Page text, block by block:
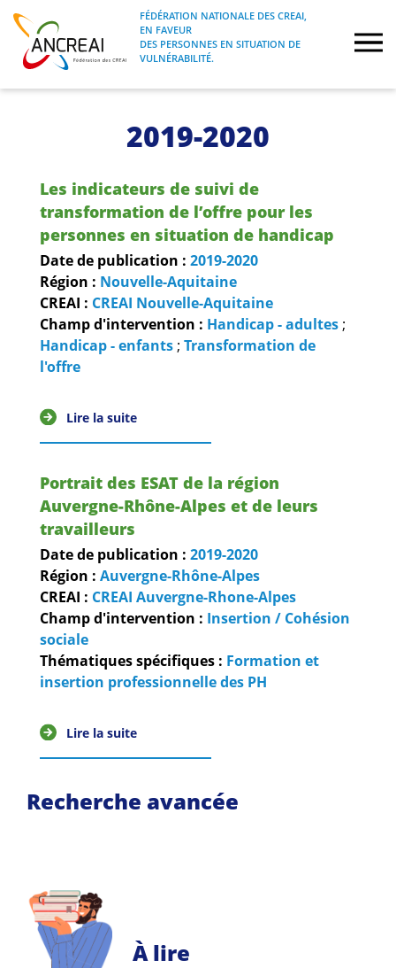
Skip
content
ANCREAI
FÉDÉRATION NATIONALE DES CREAI, EN
FAVEUR DES PERSONNES EN SITUATION
FÉDÉRATION NATIONALE DES CREAI,
EN FAVEUR
DES PERSONNES EN SITUATION DE
VULNÉRABILITÉ.
Journées nationales
Formations
Projets Fédéraux
Espace emploi
Guides et outils
ARSENE
2019-2020
Les indicateurs de suivi de
transformation de l’offre pour les
personnes en situation de handicap
Date de publication : 2019-2020
Région : Nouvelle-Aquitaine
CREAI : CREAI Nouvelle-Aquitaine
Champ d'intervention : Handicap - adultes ;
Handicap - enfants ; Transformation de
l'offre
Lire la suite
Portrait des ESAT de la région
Auvergne-Rhône-Alpes et de leurs
travailleurs
Date de publication : 2019-2020
Région : Auvergne-Rhône-Alpes
CREAI : CREAI Auvergne-Rhone-Alpes
Champ d'intervention : Insertion / Cohésion
sociale
Thématiques spécifiques : Formation et
insertion professionnelle des PH
Lire la suite
Recherche avancée
À lire